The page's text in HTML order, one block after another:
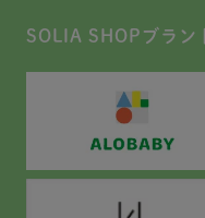
SOLIA SHOPブラン